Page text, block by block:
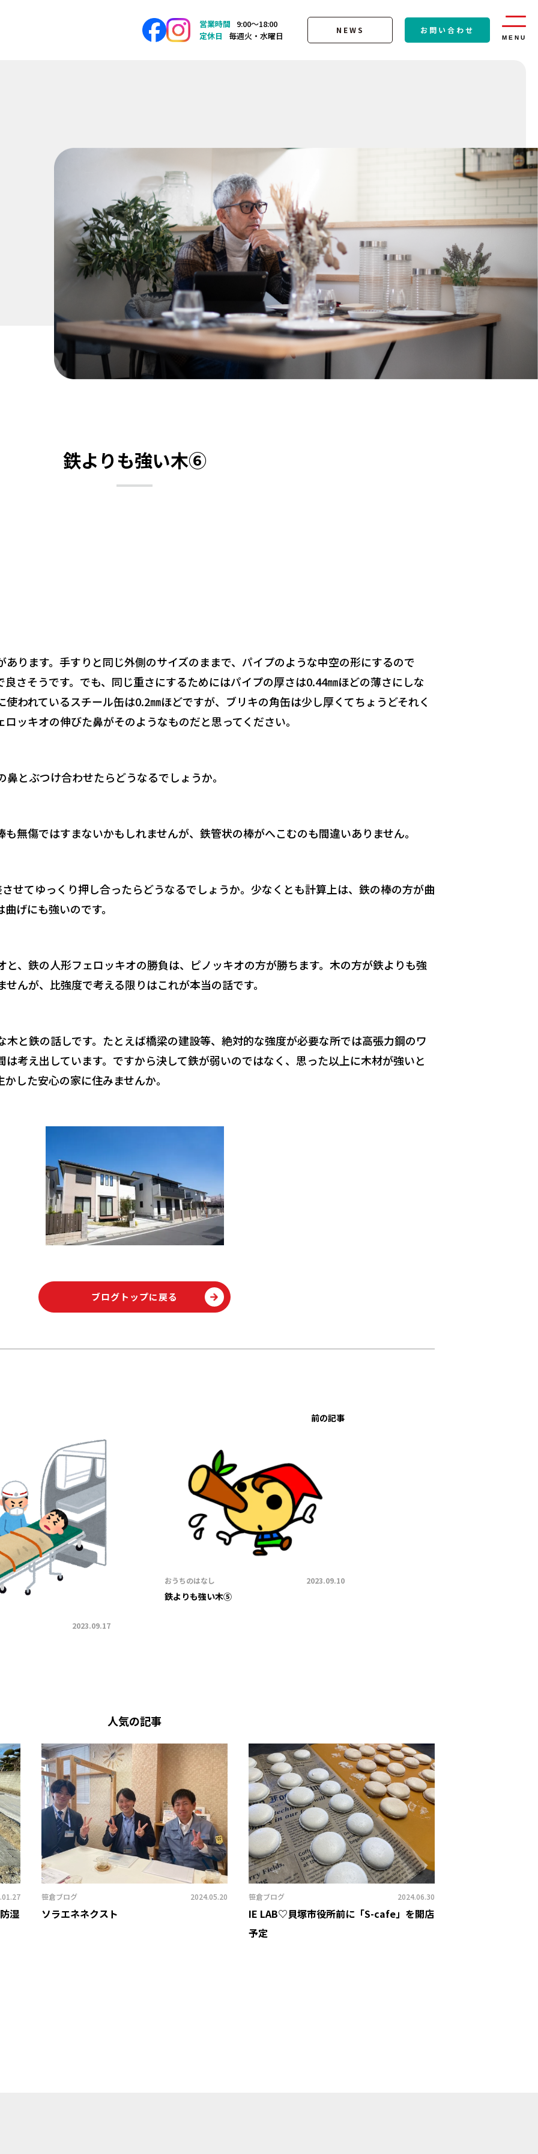
営業時間
9:00〜18:00
定休日
毎週火・水曜日
NEWS お問い合わせ
MENU
鉄よりも強い木⑥
ります。手すりと同じ外側のサイズのままで、パイプのような中空の形にするので
さそうです。でも、同じ重さにするためにはパイプの厚さは0.44㎜ほどの薄さにしな
われているスチール缶は0.2㎜ほどですが、ブリキの角缶は少し厚くてちょうどそれく
ッキオの伸びた鼻がそのようなものだと思ってください。
とぶつけ合わせたらどうなるでしょうか。
無傷ではすまないかもしれませんが、鉄管状の棒がへこむのも間違いありません。
てゆっくり押し合ったらどうなるでしょうか。少なくとも計算上は、鉄の棒の方が曲
げにも強いのです。
、鉄の人形フェロッキオの勝負は、ピノッキオの方が勝ちます。木の方が鉄よりも強
んが、比強度で考える限りはこれが本当の話です。
と鉄の話しです。たとえば橋梁の建設等、絶対的な強度が必要な所では高張力鋼のワ
考え出しています。ですから決して鉄が弱いのではなく、思った以上に木材が強いと
した安心の家に住みませんか。
ブログトップに戻る
2023.09.17
前の記事
おうちのはなし 2023.09.10
鉄よりも強い木⑤
人気の記事
湿
笹倉ブログ 2024.05.20
ソラエネネクスト
笹倉ブログ 2024.06.30
IE LAB♡貝塚市役所前に「S-cafe」を開店
予定